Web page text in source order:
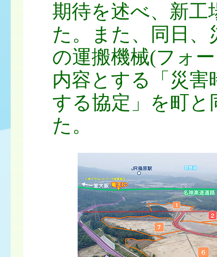
期待を述べ、新工
た。また、同日
の運搬機械(フォ
内容とする「災
する協定」を町
た。